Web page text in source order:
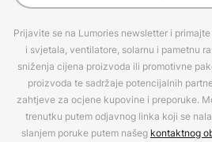
Prijavite se na Lumories newsletter i
i svjetala, ventilatore, solarnu i pametnu
sniženja cijena proizvoda ili promotivne
proizvoda te sadržaje potencijalnih
zahtjeve za ocjene kupovine i preporuke.
trenutku putem odjavnog linka koji se
slanjem poruke putem našeg kontaktnog